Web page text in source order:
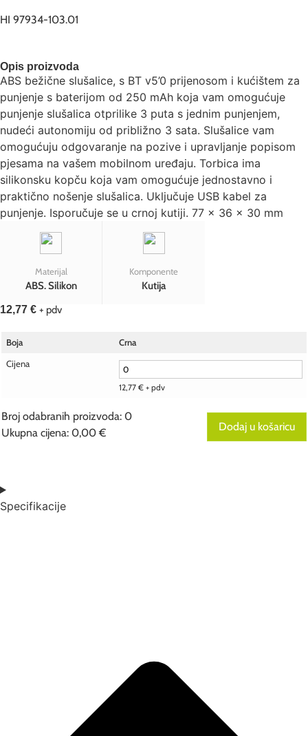
HI 97934-103.01
Opis proizvoda
ABS bežične slušalice, s BT v5’0 prijenosom i kućištem za
punjenje s baterijom od 250 mAh koja vam omogućuje
punjenje slušalica otprilike 3 puta s jednim punjenjem,
nudeći autonomiju od približno 3 sata. Slušalice vam
omogućuju odgovaranje na pozive i upravljanje popisom
pjesama na vašem mobilnom uređaju. Torbica ima
silikonsku kopču koja vam omogućuje jednostavno i
praktično nošenje slušalica. Uključuje USB kabel za
punjenje. Isporučuje se u crnoj kutiji. 77 x 36 x 30 mm
Materijal
ABS. Silikon
Komponente
Kutija
12,77 € + pdv
Boja
Crna
Cijena
12,77 € + pdv
Broj odabranih proizvoda: 0
Ukupna cijena: 0,00€
Dodaj u košaricu
Specifikacije